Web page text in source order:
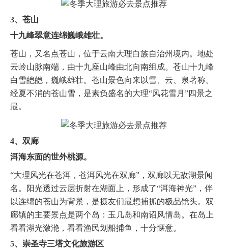
3、苍山
十九峰翠意连绵巍峨雄壮。
苍山，又名点苍山，位于云南大理白族自治州境内。地处
云岭山脉南端，由十九座山峰由北向南组成。苍山十九峰
白雪皑皑，巍峨雄壮。苍山景色向来以雪、云、泉著称。
经夏不消的苍山雪，是素负盛名的大理“风花雪月”四景之
最。
4、双廊
洱海东面的世外桃源。
“大理风光在苍洱，苍洱风光在双廊”，双廊以无敌湖景闻
名。阳光透过云层折射在湖面上，形成了“洱海神光”，伴
以连绵的苍山为背景，是摄友们最想捕抓的极品镜头。双
廊镇的主要景点是两个岛：玉几岛和南诏风情岛。在岛上
看看湖光潋滟，看看渔民划船捕鱼，十分惬意。
5、崇圣寺三塔文化旅游区